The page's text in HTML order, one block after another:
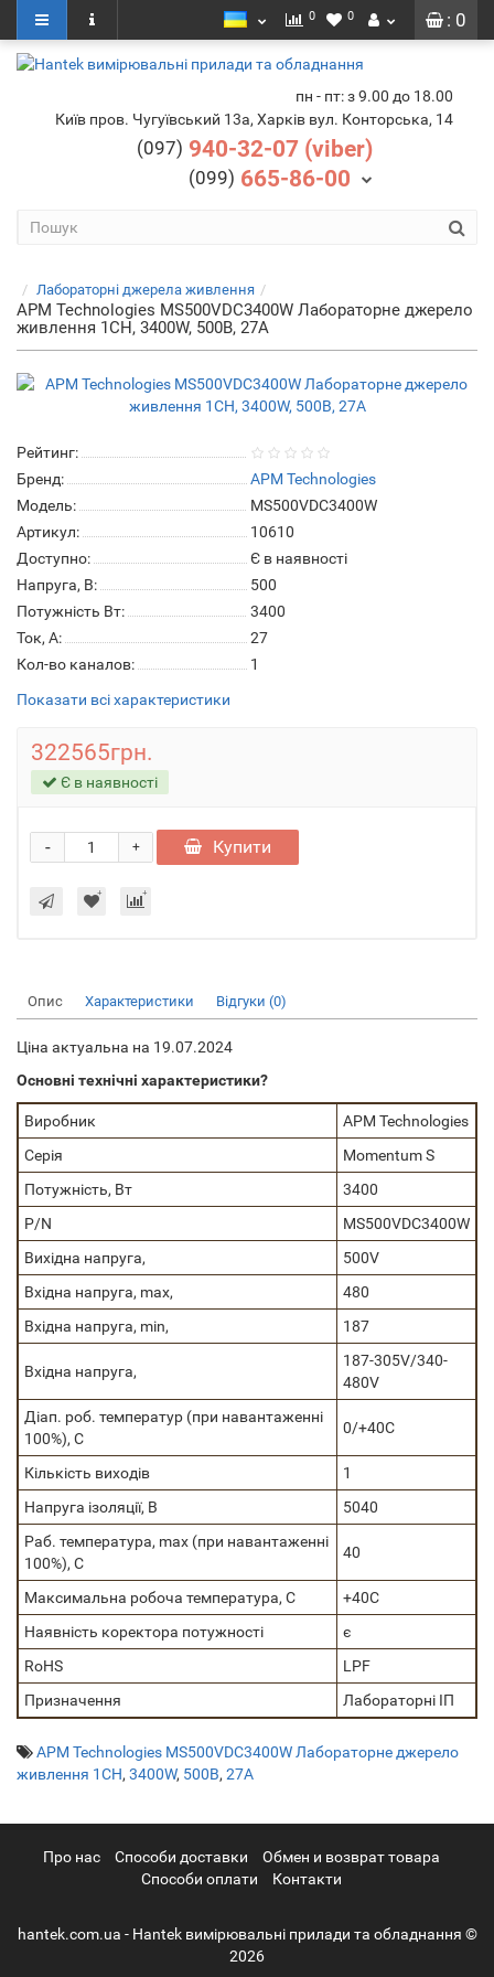
: 0
0 0
пн - пт: з 9.00 до 18.00
Київ пров. Чугуївський 13а, Харків вул. Конторська, 14
(097) 940-32-07 (viber)
(099) 665-86-00
Лабораторні джерела живлення
APM Technologies MS500VDC3400W Лабораторне джерело
живлення 1CH, 3400W, 500В, 27А
Рейтинг:
Бренд:
APM Technologies
Модель:
MS500VDC3400W
Артикул:
10610
Доступно:
Є в наявності
Напруга, В:
500
Потужність Вт:
3400
Ток, А:
27
Кол-во каналов:
1
Показати всі характеристики
322565грн.
Є в наявності
+
- Купити
Опис Характеристики Відгуки (0)
Ціна актуальна на 19.07.2024
Основні технічні характеристики?
Виробник
APM Technologies
Серія
Momentum S
Потужність, Вт
3400
P/N
MS500VDC3400W
Вихідна напруга,
500V
Вхідна напруга, max,
480
Вхідна напруга, min,
187
Вхідна напруга,
187-305V/340-
480V
Діап. роб. температур (при навантаженні
100%), C
0/+40C
Кількість виходів
1
Напруга ізоляції, В
5040
Раб. температура, max (при навантаженні
100%), C
40
Максимальна робоча температура, C
+40C
Наявність коректора потужності
є
RoHS
LPF
Призначення
Лабораторні ІП
APM Technologies MS500VDC3400W Лабораторне джерело
живлення 1CH, 3400W, 500В, 27А
Про нас Cпособи доставки
Обмен и возврат товара
Способи оплати
Контакти
hantek.com.ua - Hantek вимірювальні прилади та обладнання ©
2026